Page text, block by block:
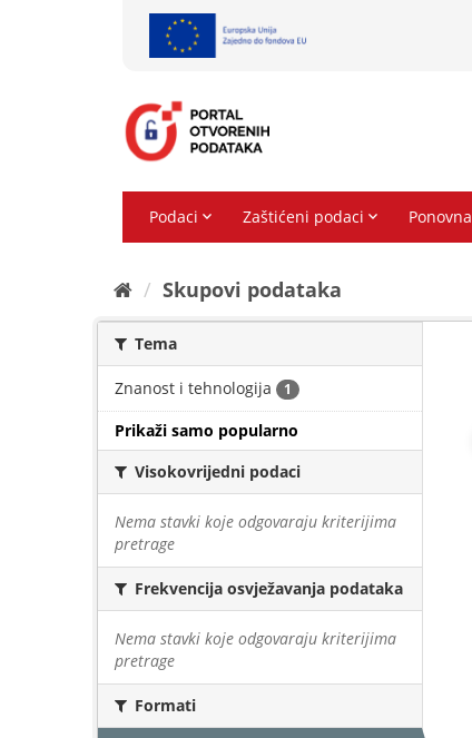
Skupovi podаtаkа
Tema
Znanost i tehnologija 1
Prikaži samo popularno
Visokovrijedni podaci
Nema stavki koje odgovaraju kriterijima
pretrage
Frekvencija osvježavanja podataka
Nema stavki koje odgovaraju kriterijima
pretrage
Formati